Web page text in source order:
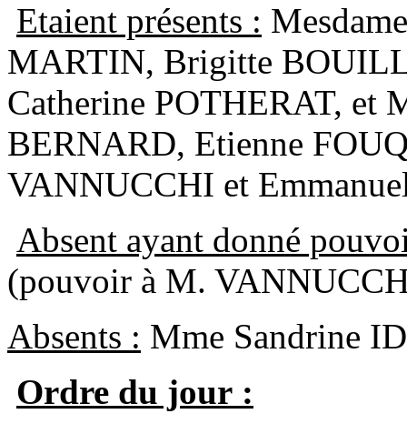
Etaient présents :
MARTIN, Brigitte
Catherine POTHERAT, et
BERNARD, Etienne
VANNUCCHI et
Absent ayant donné
(pouvoir à M.
Absents : Mme Sandrine
Ordre du jour :